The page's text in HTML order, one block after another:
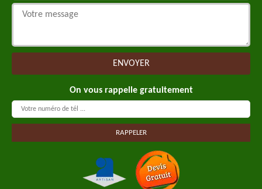
On vous rappelle gratuitement